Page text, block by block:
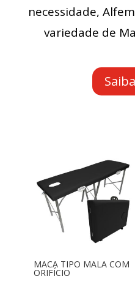
necessidade,
variedade de
MACA TIPO MALA COM
ORIFÍCIO